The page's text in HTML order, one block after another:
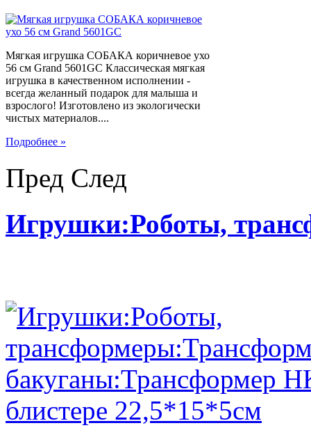
Мягкая игрушка СОБАКА коричневое ухо
56 см Grand 5601GC Классическая мягкая
игрушка в качественном исполнении -
всегда желанный подарок для малыша и
взрослого! Изготовлено из экологически
чистых материалов....
Подробнее »
Пред След
Игрушки:Роботы,